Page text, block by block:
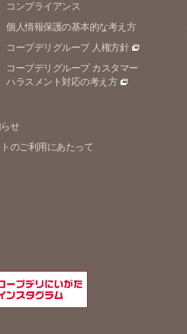
コンプライアンス
個人情報保護の基本的な考え方
コープデリグループ 人権方針
コープデリグループ カスタマー
ハラスメント対応の考え方
せ
のご利用にあたって